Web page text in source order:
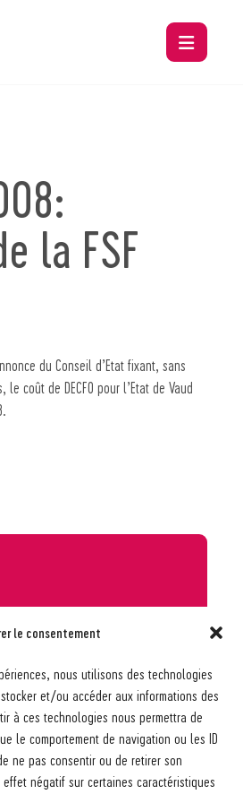
le consentement
nous utilisons des technologies
et/ou accéder aux informations des
à ces technologies nous permettra de
le comportement de navigation ou les ID
ne pas consentir ou de retirer son
négatif sur certaines caractéristiques
la FSF
du Conseil d’Etat fixant, sans
coût de DECFO pour l’Etat de Vaud